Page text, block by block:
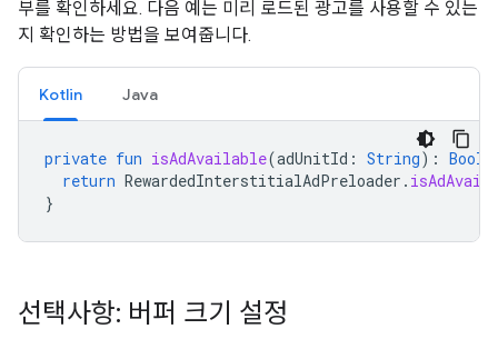
부를 확인하세요. 다음 예는 미리 로드된 광고를 사용할 수 있는
지 확인하는 방법을 보여줍니다.
Kotlin Java
private fun isAdAvailable(adUnitId : String):
return RewardedInterstitialAdPreloader .
}
선택사항: 버퍼 크기 설정